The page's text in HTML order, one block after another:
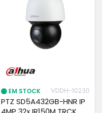
EM STOCK VDDH-10230
PTZ SD5A432GB-HNR IP